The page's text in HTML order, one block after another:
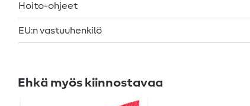
Hoito-ohjeet
EU:n vastuuhenkilö
Ehkä myös kiinnostavaa